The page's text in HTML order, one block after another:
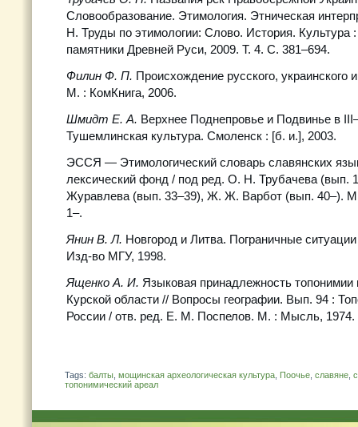
Словообразование. Этимология. Этническая
Н. Труды по этимологии: Слово. История. Культура
памятники Древней Руси, 2009. Т. 4. С. 381–694.
Филин Ф. П. Происхождение русского, украинского
М. : КомКнига, 2006.
Шмидт Е. А. Верхнее Поднепровье и Подвинье в
Тушемлинская культура. Смоленск : [б. и.], 2003.
ЭССЯ — Этимологический словарь славянских
лексический фонд / под ред. О. Н. Трубачева (вып.
Журавлева (вып. 33–39), Ж. Ж. Варбот (вып. 40–).
1–.
Янин В. Л. Новгород и Литва. Пограничные
Изд-во МГУ, 1998.
Ященко А. И. Языковая принадлежность топонимии
Курской области // Вопросы географии. Вып. 94 :
России / отв. ред. Е. М. Поспелов. М. : Мысль, 1974.
Tags: балты мощинская археологическая культура Поочье славяне
топонимический ареал